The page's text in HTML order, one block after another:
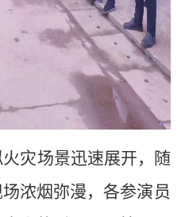
灾场景迅速展开，随
浓烟弥漫，各参演 员